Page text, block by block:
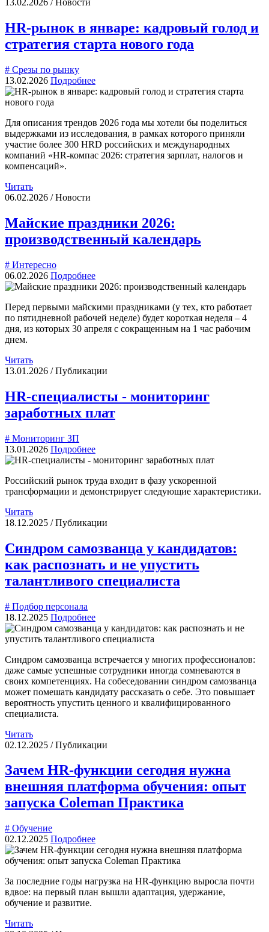
13.02.2026 / Новости
HR-рынок в январе: кадровый голод и
стратегия старта нового года
# Срезы по рынку
13.02.2026 Подробнее
Для описания трендов 2026 года мы хотели бы поделиться
выдержками из исследования, в рамках которого приняли
участие более 300 HRD российских и международных
компаний «HR-компас 2026: стратегия зарплат, налогов и
компенсаций».
Читать
06.02.2026 / Новости
Майские праздники 2026:
производственный календарь
# Интересно
06.02.2026 Подробнее
Перед первыми майскими праздниками (у тех, кто работает
по пятидневной рабочей неделе) будет короткая неделя – 4
дня, из которых 30 апреля с сокращенным на 1 час рабочим
днем.
Читать
13.01.2026 / Публикации
HR-специалисты - мониторинг
заработных плат
# Мониторинг ЗП
13.01.2026 Подробнее
Российский рынок труда входит в фазу ускоренной
трансформации и демонстрирует следующие характеристики.
Читать
18.12.2025 / Публикации
Синдром самозванца у кандидатов:
как распознать и не упустить
талантливого специалиста
# Подбор персонала
18.12.2025 Подробнее
Синдром самозванца встречается у многих профессионалов:
даже самые успешные сотрудники иногда сомневаются в
своих компетенциях. На собеседовании синдром самозванца
может помешать кандидату рассказать о себе. Это повышает
вероятность упустить ценного и квалифицированного
специалиста.
Читать
02.12.2025 / Публикации
Зачем HR-функции сегодня нужна
внешняя платформа обучения: опыт
запуска Coleman Практика
# Обучение
02.12.2025 Подробнее
За последние годы нагрузка на HR-функцию выросла почти
вдвое: на первый план вышли адаптация, удержание,
обучение и развитие.
Читать